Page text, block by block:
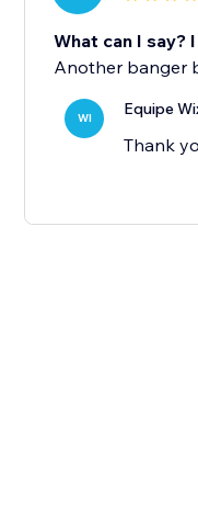
What can I say?
Another banger
WI Equipe
Thank